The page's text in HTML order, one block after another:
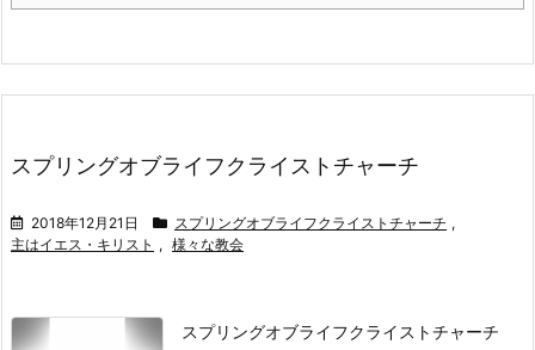
スプリングオブライフクライストチャーチ
2018年12月21日 スプリングオブライフクライストチャーチ ,
主はイエス・キリスト , 様々な教会
スプリングオブライフクライストチャーチ